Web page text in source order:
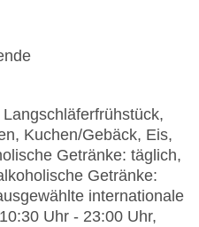
Kuchen/Gebäck, Eis,
Getränke: täglich,
Getränke:
internationale
Uhr - 23:00 Uhr,